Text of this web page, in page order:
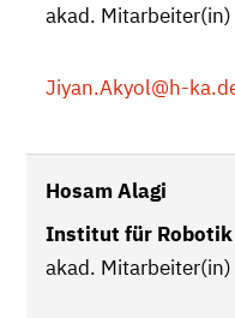
akad. Mitarbeiter(in)
Jiyan.Akyol@h-
Hosam Alagi
Institut für Robotik
akad. Mitarbeiter(in)